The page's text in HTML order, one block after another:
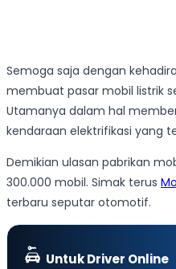
Semoga saja dengan
membuat pasar mobil listrik
Utamanya dalam hal
kendaraan elektrifikasi yang
Demikian ulasan pabrikan
300.000 mobil. Simak terus
terbaru seputar otomotif.
Untuk Driver Online